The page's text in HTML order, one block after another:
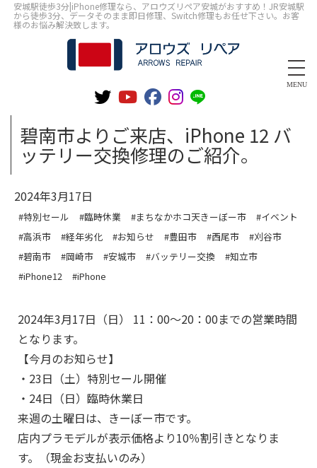
安城駅徒歩3分|iPhone修理なら、アロウズリペア安城がおすすめ！JR安城駅
から徒歩3分、データそのまま即日修理、Switch修理もお任せ下さい。お客
様のお悩み解決致します。
MENU
碧南市よりご来店、iPhone 12 バ
ッテリー交換修理のご紹介。
2024年3月17日
#特別セール #臨時休業 #まちなかホコ天きーぼー市
#イベント
#高浜市
#経年劣化 #お知らせ #豊田市 #西尾市
#刈谷市
#碧南市
#岡崎市 #安城市 #バッテリー交換
#知立市
#iPhone12
#iPhone
2024年3月17日（日） 11：00～20：00までの営業時間
となります。
【今月のお知らせ】
・23日（土）特別セール開催
・24日（日）臨時休業日
来週の土曜日は、きーぼー市です。
店内プラモデルが表示価格より10％割引きとなりま
す。（現金お支払いのみ）